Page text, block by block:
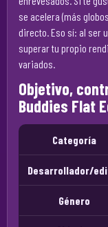
se acelera (más
directo. Eso sí: al ser
superar tu propio
variados.
Objetivo,
Buddies Flat
Categoría
Desarrollador/
Género